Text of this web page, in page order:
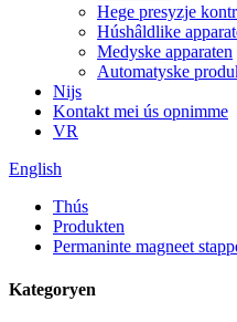
Hege presyzje
Húshâldlike
Medyske apparaten
Automatyske
Nijs
Kontakt mei ús opnimme
VR
English
Thús
Produkten
Permaninte magneet
Kategoryen